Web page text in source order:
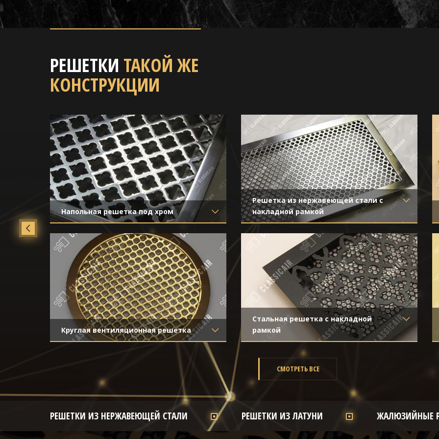
РЕШЕТКИ ТАКОЙ ЖЕ
КОНСТРУКЦИИ
Напольная решетка под хром
Материал- Нержавеющая сталь
Отделка- Полированная нержавейка
Круглая вентиляционная решетка
Материал- Латунь
Решетка из нержавеющей стали с
накладной рамкой
Материал- Нержавеющая сталь
Отделка- Шлифованная нержавейка
Стальная решетка с накладной
рамкой
Материал- Обычная сталь
- Покраска
СМОТРЕТЬ ВСЕ
РЕШЕТКИ ИЗ НЕРЖАВЕЮЩЕЙ СТАЛИ РЕШЕТКИ ИЗ ЛАТУНИ ЖАЛЮЗИЙНЫЕ